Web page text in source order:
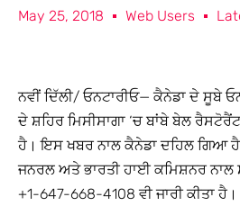
May 25, 2018 Web Users
ਨਵੀਂ ਦਿੱਲੀ/ ਓਨਟਾਰੀਓ— ਕੈਨੇਡਾ ਦੇ ਸੂਬੇ
ਦੇ ਸ਼ਹਿਰ ਮਿਸੀਸਾਗਾ ‘ਚ ਬਾਂਬੇ ਬੇਲ
ਹੈ। ਇਸ ਖਬਰ ਨਾਲ ਕੈਨੇਡਾ ਦਹਿਲ ਗਿਆ
ਜਨਰਲ ਅਤੇ ਭਾਰਤੀ ਹਾਈ ਕਮਿਸ਼ਨਰ
+1-647-668-4108 ਵੀ ਜਾਰੀ ਕੀਤਾ ਹੈ।